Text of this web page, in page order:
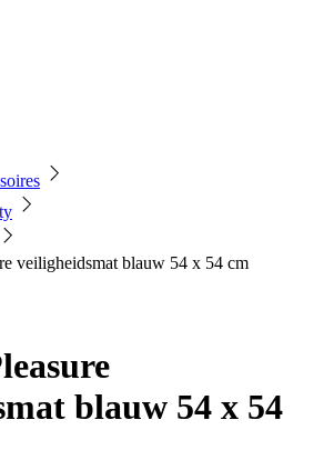
veiligheidsmat blauw 54 x 54 cm
blauw 54 x 54